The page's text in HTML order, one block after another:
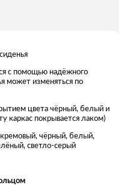
с помощью надёжного
может изменяться по
цвета чёрный, белый и
каркас покрывается лаком)
чёрный, белый,
светло-серый